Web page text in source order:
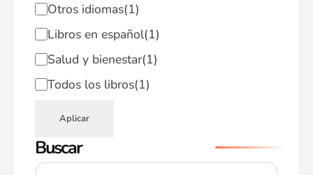
Otros idiomas(1)
Libros en español(1)
Salud y bienestar(1)
Todos los libros(1)
Aplicar
Buscar